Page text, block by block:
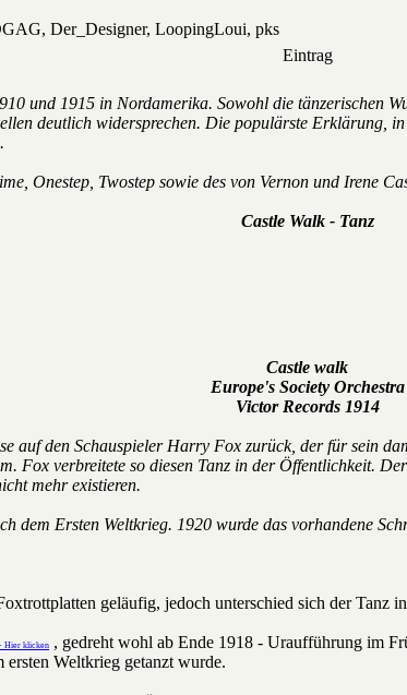
Der_Designer, LoopingLoui, pks
Eintrag
und 1915 in Nordamerika. Sowohl die tänzerischen
deutlich widersprechen. Die populärste Erklärung,
Onestep, Twostep sowie des von Vernon und Irene
Castle Walk - Tanz
Castle walk
Europe's Society Orchestra
Victor Records 1914
auf den Schauspieler Harry Fox zurück, der für sein
Fox verbreitete so diesen Tanz in der Öffentlichkeit.
mehr existieren.
dem Ersten Weltkrieg. 1920 wurde das vorhandene
geläufig, jedoch unterschied sich der Tanz
Hier klicken , gedreht wohl ab Ende 1918 - Uraufführung im
Weltkrieg getanzt wurde.